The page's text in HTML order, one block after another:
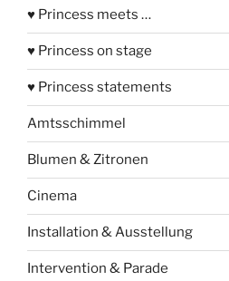
♥ Princess meets …
♥ Princess on stage
♥ Princess statements
Amtsschimmel
Blumen & Zitronen
Cinema
Installation & Ausstellung
Intervention & Parade